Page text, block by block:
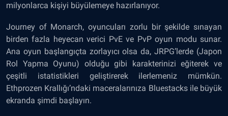
milyonlarca kişiyi büyülemeye hazırlanıyor.
Journey of Monarch, oyuncuları zorlu bir şekilde sınayan
birden fazla heyecan verici PvEve PvP oyun modu sunar.
Ana oyun başlangıçta zorlayıcı olsa da, JRPG’lerde (Japon
Rol Yapma Oyunu) olduğu gibi karakterinizi eğiterek ve
çeşitli istatistikleri geliştirerek ilerlemeniz mümkün.
Ethprozen Krallığı’ndaki maceralarınıza Bluestacks ile büyük
ekranda şimdi başlayın.